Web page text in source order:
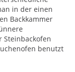
in der einen
Backkammer
Steinbackofen
benutzt